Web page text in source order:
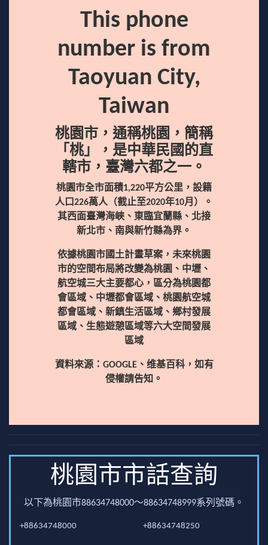
This phone
number is from
Taoyuan City,
Taiwan
桃園市，通稱桃園，簡稱
「桃」，是中華民國的直
轄市，臺灣六都之一。
桃園市全市面積1,220平方公里，設籍
人口226萬人（截止至2020年10月）。
其西面臺灣海峽、東臨宜蘭縣、北接
新北市、南與新竹縣為界。
依據桃園市國土計畫草案，未來桃園
市的空間布局將改變為桃園、中壢、
航空城三大主要都心，區分為桃園都
會區域、中壢都會區域、桃園航空城
都會區域、新鎮生活區域、鄉村發展
區域、生態遊憩區域等六大空間發展
區域
資料來源：GOOGLE、维基百科，如有
侵權請告知。
桃園市市話查詢
以下為桃園市88634748000～88634748999系列號碼。
+88634748000 +88634748250